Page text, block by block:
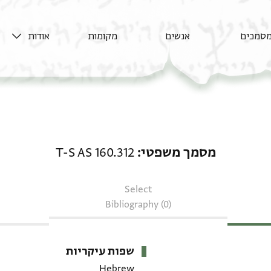
מסמכים אנשים מקומות אודות
מסמך משפטי T-S AS 160.312
Select
Bibliography (0)
שפות עיקריות